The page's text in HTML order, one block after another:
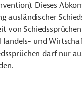
Dieses
ausländischer
und
darf nur